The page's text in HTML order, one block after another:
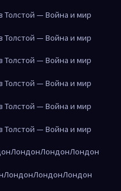
Толстой — Война и мир
Толстой — Война и мир
Толстой — Война и мир
Толстой — Война и мир
Толстой — Война и мир
Толстой — Война и мир
ЛондонЛондонЛондон
ЛондонЛондонЛондон